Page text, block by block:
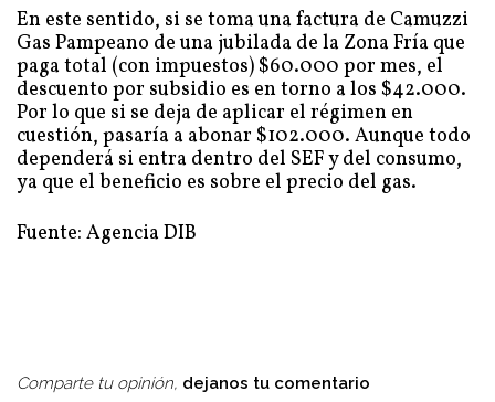
En este sentido, si se toma una factura de Camuzzi
Gas Pampeano de una jubilada de la Zona Fría que
paga total (con impuestos) $60.000 por mes, el
descuento por subsidio es en torno a los $42.000.
Por lo que si se deja de aplicar el régimen en
cuestión, pasaría a abonar $102.000. Aunque todo
dependerá si entra dentro del SEF y del consumo,
ya que el beneficio es sobre el precio del gas.
Fuente: Agencia DIB
Comparte tu opinión, dejanos tu comentario